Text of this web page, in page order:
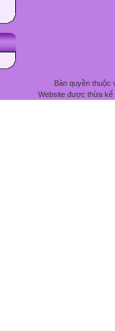
Bản quyền thuộc
Website được thừa